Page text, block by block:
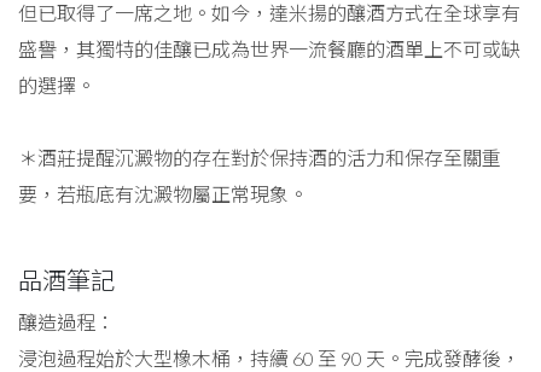
但已取得了一席之地。如今，達米揚的釀酒方式在全球享有
盛譽，其獨特的佳釀已成為世界一流餐廳的酒單上不可或缺
的選擇。
＊酒莊提醒沉澱物的存在對於保持酒的活力和保存至關重
要，若瓶底有沈澱物屬正常現象。
品酒筆記
釀造過程：
浸泡過程始於大型橡木桶，持續 60 至 90 天。完成發酵後，